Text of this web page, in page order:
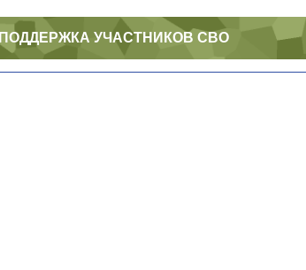
ПОДДЕРЖКА УЧАСТНИКОВ СВО